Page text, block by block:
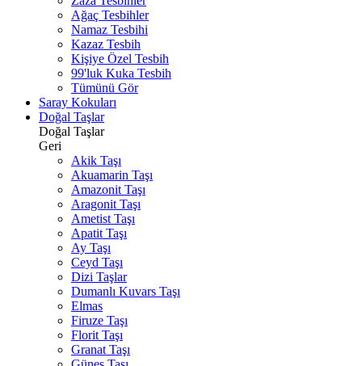
Ağaç Tesbihler
Namaz Tesbihi
Kazaz Tesbih
Kişiye Özel Tesbih
99'luk Kuka Tesbih
Tümünü Gör
Saray Kokuları
Doğal Taşlar
Doğal Taşlar
Geri
Akik Taşı
Akuamarin Taşı
Amazonit Taşı
Aragonit Taşı
Ametist Taşı
Apatit Taşı
Ay Taşı
Ceyd Taşı
Dizi Taşlar
Dumanlı Kuvars Taşı
Elmas
Firuze Taşı
Florit Taşı
Granat Taşı